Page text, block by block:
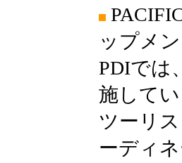
ップメ
PDIでは
施して
ツーリ
ーディ